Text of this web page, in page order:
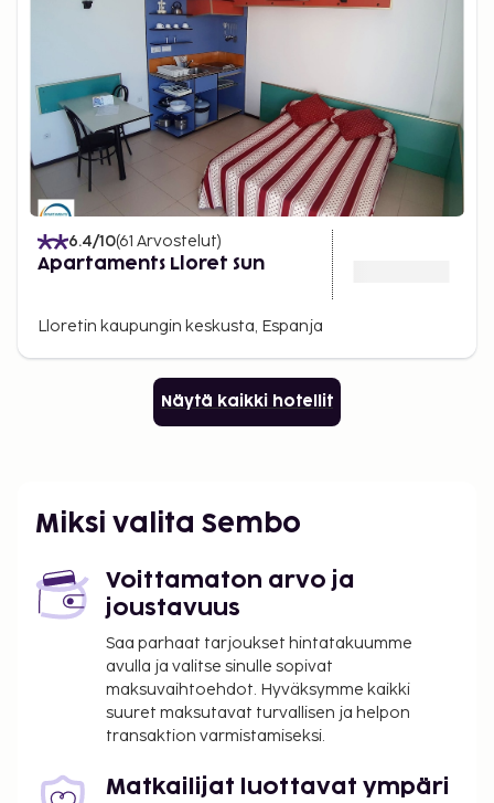
6.4/10(61 Arvostelut)
Apartaments Lloret Sun
Lloretin kaupungin keskusta, Espanja
Näytä kaikki hotellit
Miksi valita Sembo
Voittamaton arvo ja
joustavuus
Saa parhaat tarjoukset hintatakuumme
avulla ja valitse sinulle sopivat
maksuvaihtoehdot. Hyväksymme kaikki
suuret maksutavat turvallisen ja helpon
transaktion varmistamiseksi.
Matkailijat luottavat ympäri